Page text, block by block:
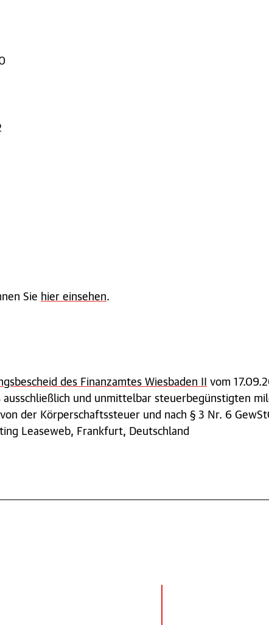
Sie hier einsehen.
des Finanzamtes Wiesbaden II vom
und unmittelbar steuerbegünstigten
der Körperschaftssteuer und nach § 3 Nr. 6
Leaseweb, Frankfurt, Deutschland